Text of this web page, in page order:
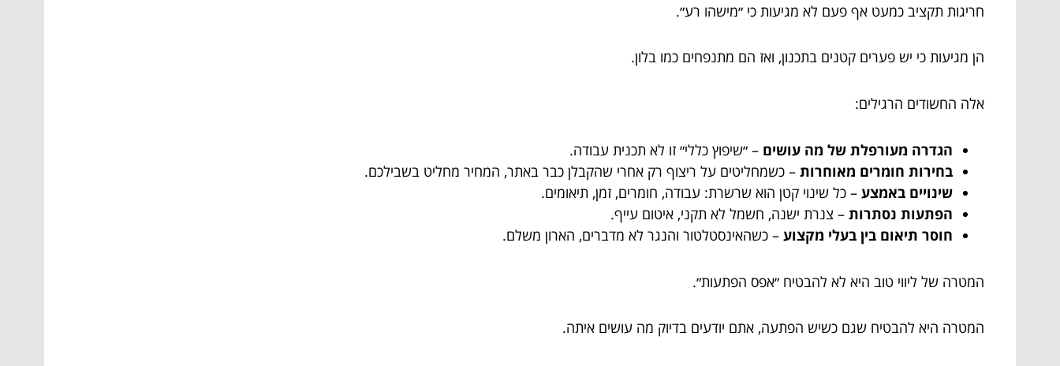
חריגות תקציב כמעט אף פעם לא מגיעות כי ״מישהו רע״.
הן מגיעות כי יש פערים קטנים בתכנון, ואז הם מתנפחים כמו בלון.
אלה החשודים הרגילים:
הגדרה מעורפלת של מה עושים – ״שיפוץ כללי״ זו לא תכנית עבודה.
בחירות חומרים מאוחרות – כשמחליטים על ריצוף רק אחרי שהקבלן כבר באתר, המחיר מחליט בשבילכם.
שינויים באמצע – כל שינוי קטן הוא שרשרת: עבודה, חומרים, זמן, תיאומים.
הפתעות נסתרות – צנרת ישנה, חשמל לא תקני, איטום עייף.
חוסר תיאום בין בעלי מקצוע – כשהאינסטלטור והנגר לא מדברים, הארון משלם.
המטרה של ליווי טוב היא לא להבטיח ״אפס הפתעות״.
המטרה היא להבטיח שגם כשיש הפתעה, אתם יודעים בדיוק מה עושים איתה.